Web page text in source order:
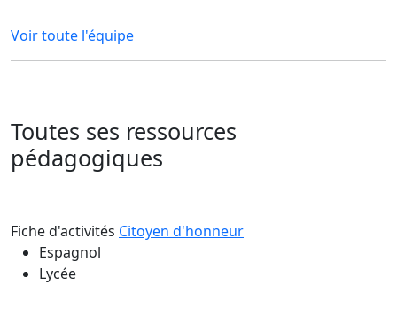
Voir toute l'équipe
Toutes ses ressources
pédagogiques
Fiche d'activités Citoyen d'honneur
Espagnol
Lycée